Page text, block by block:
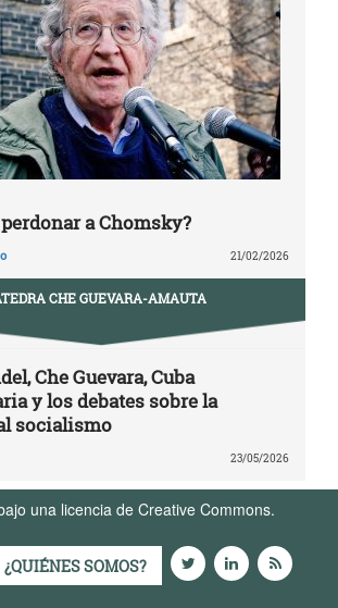
a Chomsky?
21/02/2026
CHE GUEVARA-AMAUTA
Che Guevara, Cuba
y los debates sobre la
socialismo
23/05/2026
una licencia de Creative Commons.
¿QUIÉNES SOMOS?